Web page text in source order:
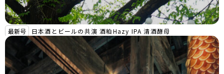
最新号 日本酒とビールの共演 酒粕Hazy IPA 清酒酵母